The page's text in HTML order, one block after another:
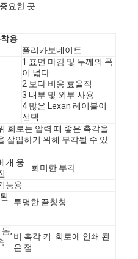
요한 곳.
용
폴리카보네이트
1 표면 마감 및 두께의 폭
이 넓다
2 보다 비용 효율적
3 내부 및 외부 사용
4 많은 Lexan 레이블이
선택
회로는 압력 때 좋은 촉각을
삽입하기 위해 부각될 수 있
개 웅
희미한 부각
능용
투명한 끝창창
,
비 촉각 키: 회로에 인쇄 된
은 점